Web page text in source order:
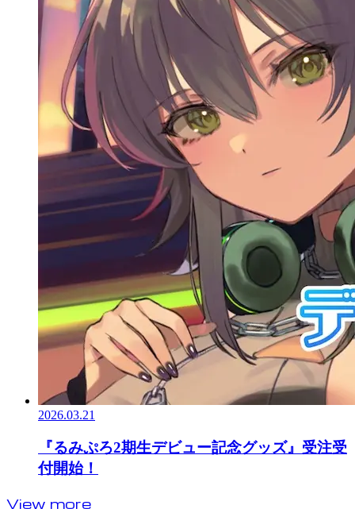
2026.03.21
『るみぷろ2期生デビュー記念グッズ』受注受
付開始！
View more